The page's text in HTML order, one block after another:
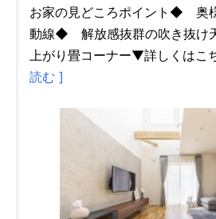
お家の見どころポイント◆ 奥
動線◆ 解放感抜群の吹き抜
上がり畳コーナー▼詳しくはこ
読む ]